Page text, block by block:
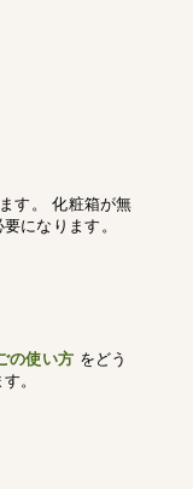
す。 化粧箱が無
になります。
の使い方 をどう
。